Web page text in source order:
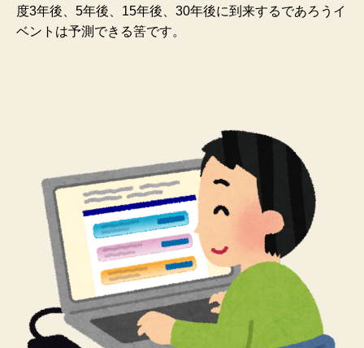
度3年後、5年後、15年後、30年後に到来するであろうイ
ベントは予測できる筈です。